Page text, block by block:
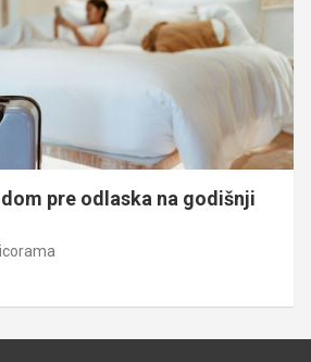
pre odlaska na godišnji